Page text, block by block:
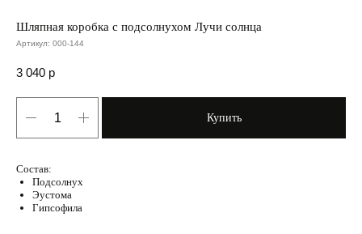
Шляпная коробка с подсолнухом Лучи солнца
Артикул: 000-144
3 040 р
Купить
Состав:
Подсолнух
Эустома
Гипсофила